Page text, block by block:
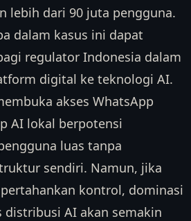
lebih dari 90 juta pengguna.
dalam kasus ini dapat
regulator Indonesia dalam
digital ke teknologi AI.
akses WhatsApp
AI lokal berpotensi
luas tanpa
sendiri. Namun, jika
kontrol, dominasi
distribusi AI akan semakin